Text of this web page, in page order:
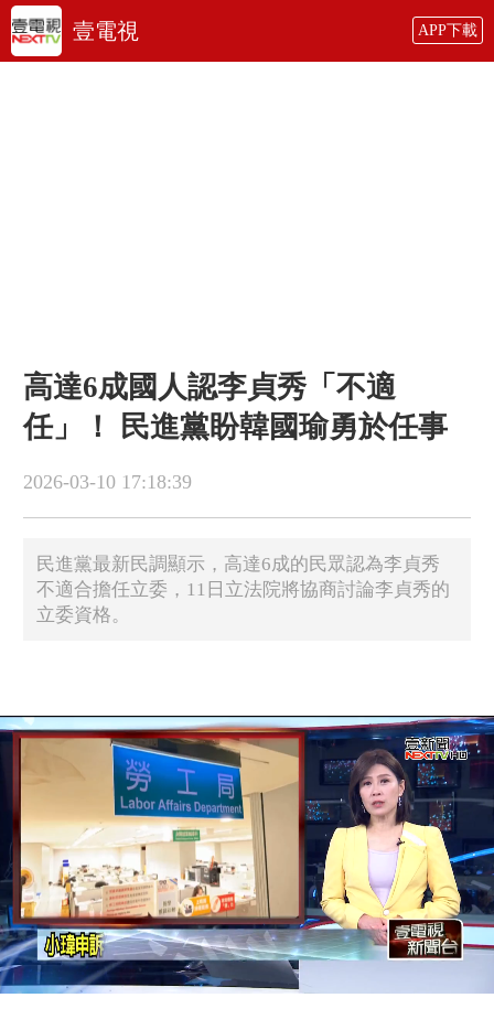
壹電視 APP下載
高達6成國人認李貞秀「不適
任」！ 民進黨盼韓國瑜勇於任事
2026-03-10 17:18:39
民進黨最新民調顯示，高達6成的民眾認為李貞秀
不適合擔任立委，11日立法院將協商討論李貞秀的
立委資格。